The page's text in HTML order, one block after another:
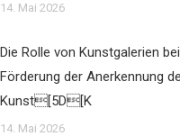
14. Mai 2026
Die Rolle von Kunstgalerien
Förderung der Anerkennung
Kunst[5D[K
14. Mai 2026